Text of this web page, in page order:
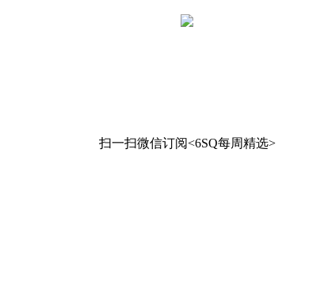
扫一扫微信订阅<6SQ每周精选>